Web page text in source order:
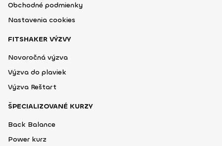
Obchodné podmienky
Nastavenia cookies
FITSHAKER VÝZVY
Novoročná výzva
Výzva do plaviek
Výzva Reštart
ŠPECIALIZOVANÉ KURZY
Back Balance
Power kurz